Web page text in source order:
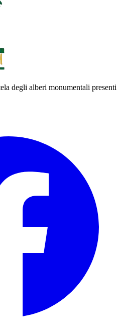
degli alberi monumentali presenti